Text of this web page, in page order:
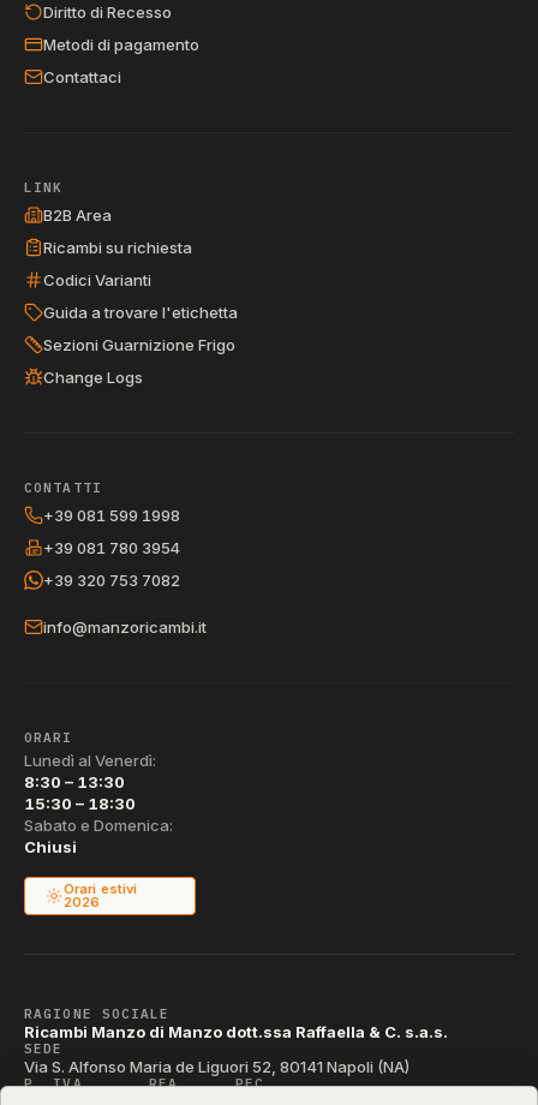
Diritto di Recesso
Metodi di pagamento
Contattaci
LINK
B2B Area
Ricambi su richiesta
Codici Varianti
Guida a trovare l'etichetta
Sezioni Guarnizione Frigo
Change Logs
CONTATTI
+39 081 599 1998
+39 081 780 3954
+39 320 753 7082
info@manzoricambi.it
ORARI
Lunedì al Venerdì:
8:30 – 13:30
15:30 – 18:30
Sabato e Domenica:
Chiusi
Orari estivi
2026
RAGIONE SOCIALE
Ricambi Manzo di Manzo dott.ssa Raffaella & C. s.a.s.
SEDE
Via S. Alfonso Maria de Liguori 52, 80141 Napoli (NA)
P. IVA REA PEC